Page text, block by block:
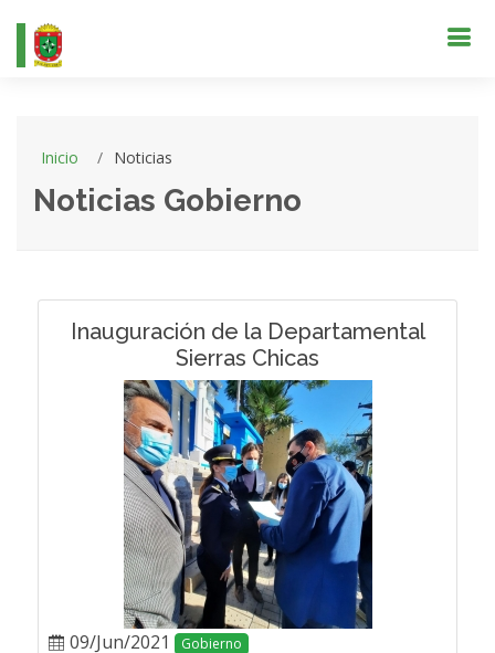
Inicio Noticias
Noticias Gobierno
Inauguración de la Departamental
Sierras Chicas
09/Jun/2021 Gobierno